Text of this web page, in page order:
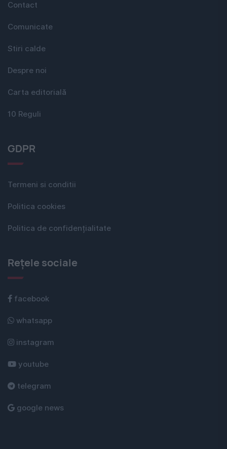
Contact
Comunicate
Stiri calde
Despre noi
Carta editorială
10 Reguli
GDPR
Termeni si conditii
Politica cookies
Politica de confidențialitate
Rețele sociale
facebook
whatsapp
instagram
youtube
telegram
google news